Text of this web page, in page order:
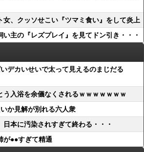
女、クッソせこい『ツマミ食い』をして炎上
い主の『レズプレイ』を見てドン引き・・・
デカいせいで太って見えるのまじだる
う入浴を余儀なくされるｗｗｗｗｗｗｗ
か見解が別れる六人衆
日本に汚染されすぎて終わる・・・
が●●すぎて精通